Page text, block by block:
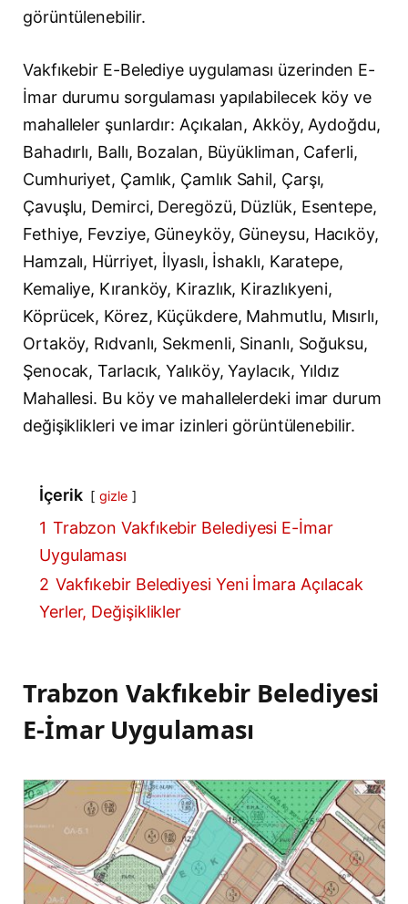
görüntülenebilir.
Vakfıkebir E-Belediye uygulaması üzerinden E-
İmar durumu sorgulaması yapılabilecek köy ve
mahalleler şunlardır: Açıkalan, Akköy, Aydoğdu,
Bahadırlı, Ballı, Bozalan, Büyükliman, Caferli,
Cumhuriyet, Çamlık, Çamlık Sahil, Çarşı,
Çavuşlu, Demirci, Deregözü, Düzlük, Esentepe,
Fethiye, Fevziye, Güneyköy, Güneysu, Hacıköy,
Hamzalı, Hürriyet, İlyaslı, İshaklı, Karatepe,
Kemaliye, Kıranköy, Kirazlık, Kirazlıkyeni,
Köprücek, Körez, Küçükdere, Mahmutlu, Mısırlı,
Ortaköy, Rıdvanlı, Sekmenli, Sinanlı, Soğuksu,
Şenocak, Tarlacık, Yalıköy, Yaylacık, Yıldız
Mahallesi. Bu köy ve mahallelerdeki imar durum
değişiklikleri ve imar izinleri görüntülenebilir.
İçerik gizle
1 Trabzon Vakfıkebir Belediyesi E-İmar
Uygulaması
2 Vakfıkebir Belediyesi Yeni İmara Açılacak
Yerler, Değişiklikler
Trabzon Vakfıkebir Belediyesi
E-İmar Uygulaması